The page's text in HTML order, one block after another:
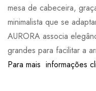
mesa de cabeceira,
minimalista que se
AURORA associa
grandes para facilitar a
Para mais informações